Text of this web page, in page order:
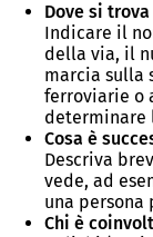
Dove si
Indicare il
della via, il
marcia sulla
ferroviarie o
determinare
Cosa è
Descriva
vede, ad
una persona
Chi è